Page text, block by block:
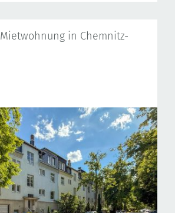
Mietwohnung in Chemnitz-